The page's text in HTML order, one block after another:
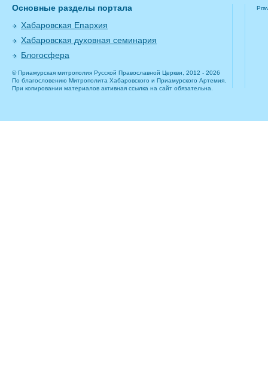
Основные разделы портала
Хабаровская Епархия
Хабаровская духовная семинария
Блогосфера
© Приамурская митрополия Русской Православной Церкви, 2012 - 2026
По благословению Митрополита Хабаровского и Приамурского Артемия.
При копировании материалов активная ссылка на сайт обязательна.